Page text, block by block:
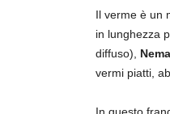
Il verme è un
in lunghezza
diffuso),
vermi piatti,